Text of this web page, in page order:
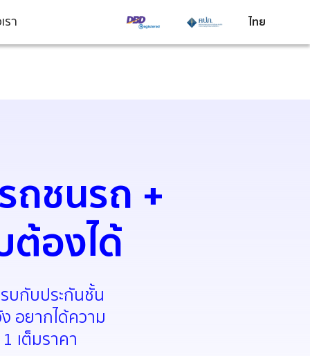
รา ไทย
ถชนรถ +
ต้องได้
บกับประกันชั้น
อยากได้ความ
เต็มราคา